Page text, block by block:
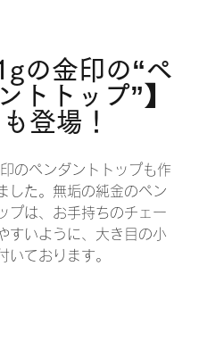
の金印の“ペ
トトップ”】
も登場！
のペンダントトップも作
した。無垢の純金のペン
プは、お手持ちのチェー
すいように、大き目の小
いております。